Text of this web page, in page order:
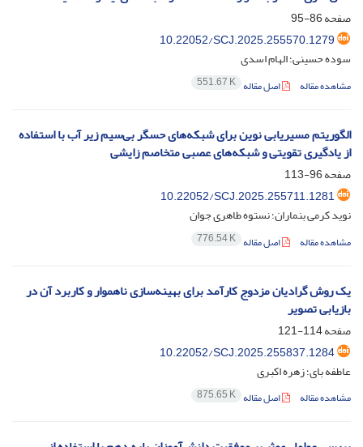
صفحه86-95
10.22052/SCJ.2025.255570.1279
سوده حسینی؛ الهام اسدی
مشاهده مقاله اصل مقاله 551.67 K
الگوریتم مسیریابی نوین برای شبکه‌های حسگر بی‌سیم زیر آب با استفاده
از یادگیری تقویتی و شبکه‌های عصبی متخاصم زایشی
صفحه96-113
10.22052/SCJ.2025.255711.1281
نوید کرمی بنماران؛ نستوه طاهری جوان
مشاهده مقاله اصل مقاله 776.54 K
یک روش گرادیان مزدوج کارآمد برای بهینه‌سازی ناهموار و کاربرد آن در
بازیابی تصویر
صفحه114-121
10.22052/SCJ.2025.255837.1284
عاطفه بای؛ زهره اکبری
مشاهده مقاله اصل مقاله 875.65 K